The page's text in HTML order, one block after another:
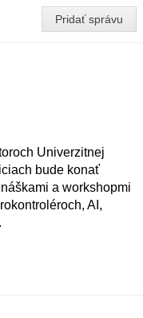
Pridať správu
Univerzitnej
bude konať
a workshopmi
AI,